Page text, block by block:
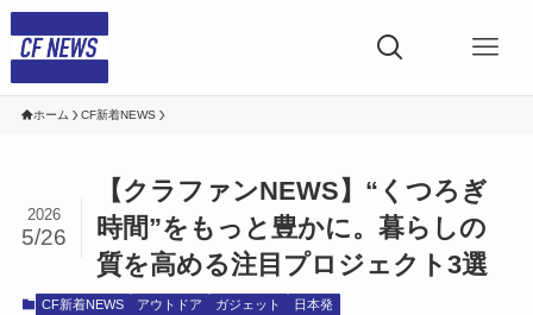
ホーム CF新着NEWS
【クラファンNEWS】“くつろぎ
時間”をもっと豊かに。暮らしの
質を高める注目プロジェクト3選
2026
5/26
CF新着NEWS アウトドア ガジェット 日本発